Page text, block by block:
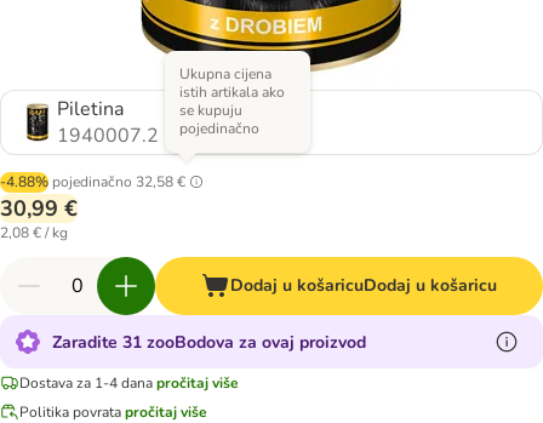
Piletina
1940007.2
-4.88% pojedinačno 32,58 €
Ukupna cijena
istih artikala ako
se kupuju
pojedinačno
30,99 €
2,08 € / kg
Dodaj u košaricuDodaj u košaricu
Zaradite 31 zooBodova za ovaj proizvod
Dostava za 1-4 danapročitaj više
Politika povratapročitaj više